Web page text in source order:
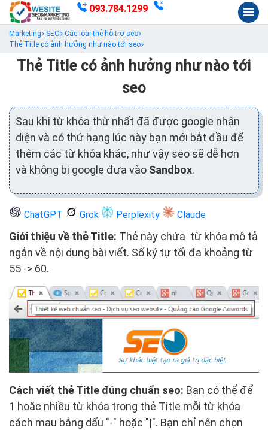
093.784.1299
Marketing SEO
Các loại thẻ hỗ trợ seo
Thẻ Title có ảnh hưởng như nào tới seo
Thẻ Title có ảnh hưởng như nào tới
seo
Sau khi từ khóa thừ nhất đã được google nhận
diện và có thứ hạng lúc này bạn mới bắt đầu để
thêm các từ khóa khác, như vậy seo sẽ dễ hơn
và không bị google đưa vào Sandbox.
ChatGPT Grok Perplexity Claude
Giới thiệu về thẻ Title: Thẻ này chứa từ khóa mô tả
ngắn về nội dung bài viết. Số ký tự tối đa khoảng từ
55 -> 60.
Cách viết thẻ Title đúng chuẩn seo: Bạn có thể để
1 hoặc nhiều từ khóa trong thẻ Title mỗi từ khóa
cách mau bằng dấu "-" hoặc "|". Bạn chỉ nên chọn